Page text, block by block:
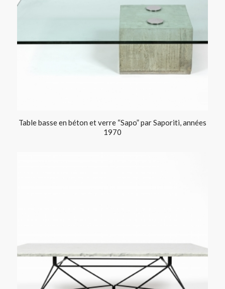
Table basse en béton et verre “Sapo” par Saporiti, années
1970